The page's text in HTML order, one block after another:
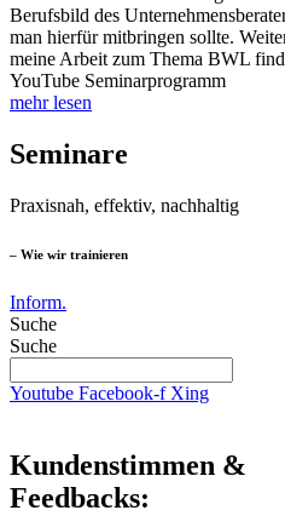
Berufsbild des
man hierfür mitbringen sollte.
meine Arbeit zum Thema BWL
YouTube Seminarprogramm
mehr lesen
Seminare
Praxisnah, effektiv, nachhaltig
– Wie wir trainieren
Inform.
Suche
Suche
Youtube Facebook-f Xing
Kundenstimmen &
Feedbacks: